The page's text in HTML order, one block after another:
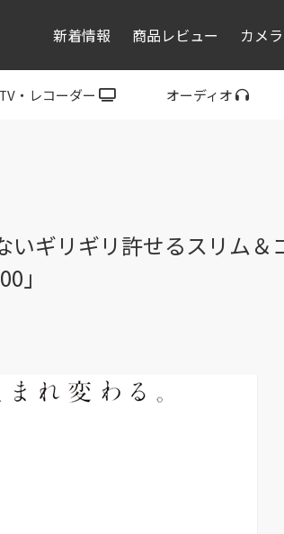
新着情報 商品レビュー カメ
TV・レコーダー オーディオ
いギリギリ許せるスリム
」